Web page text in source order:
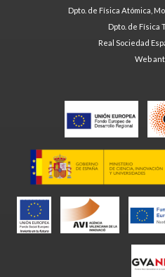
Dpto. de Física Atómica,
Dpto. de Física
Real Sociedad
Web